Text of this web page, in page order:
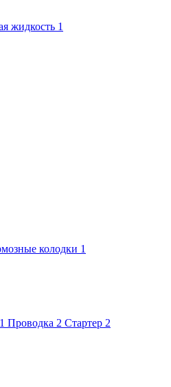
жидкость 1
колодки 1
1 Проводка 2 Стартер 2